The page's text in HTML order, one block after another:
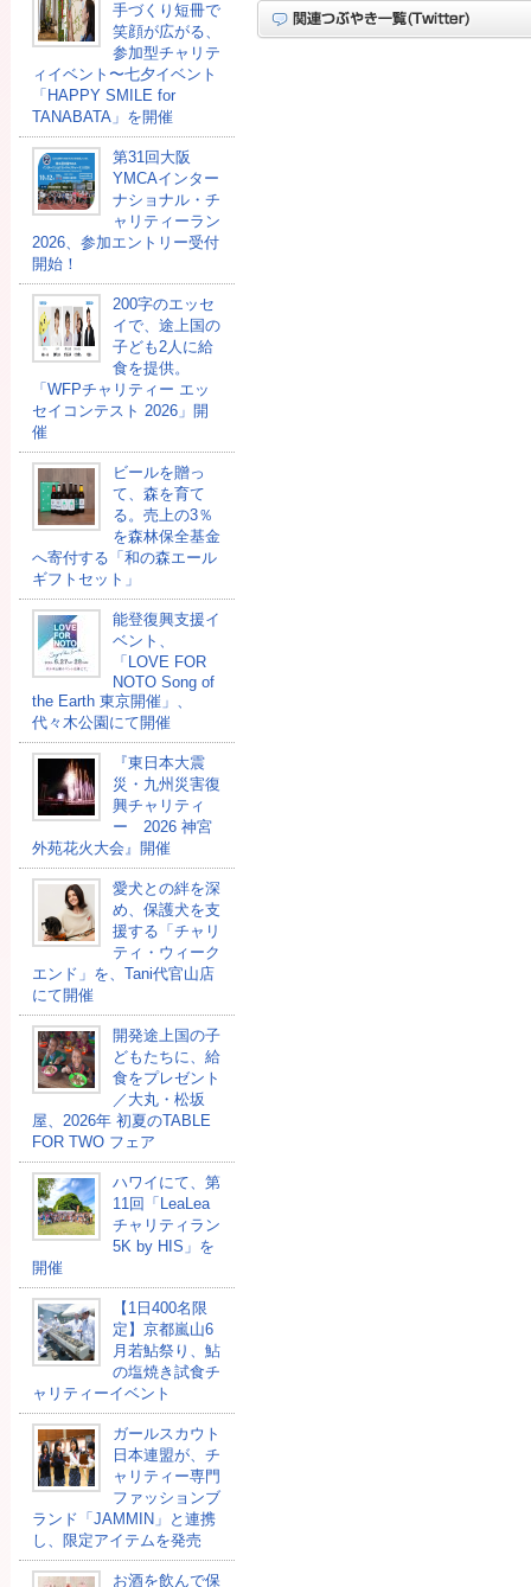
手づくり短冊で
笑顔が広がる、
参加型チャリテ
ィイベント〜七夕イベント
「HAPPY SMILE for
TANABATA」を開催
第31回大阪
YMCAインター
ナショナル・チ
ャリティーラン
2026、参加エントリー受付
開始！
200字のエッセ
イで、途上国の
子ども2人に給
食を提供。
「WFPチャリティー エッ
セイコンテスト 2026」開
催
ビールを贈っ
て、森を育て
る。売上の3％
を森林保全基金
へ寄付する「和の森エール
ギフトセット」
能登復興支援イ
ベント、
「LOVE FOR
NOTO Song of
the Earth 東京開催」、
代々木公園にて開催
『東日本大震
災・九州災害復
興チャリティ
ー 2026 神宮
外苑花火大会』開催
愛犬との絆を深
め、保護犬を支
援する「チャリ
ティ・ウィーク
エンド」を、Tani代官山店
にて開催
開発途上国の⼦
どもたちに、給
⾷をプレゼント
／大丸・松坂
屋、2026年 初夏のTABLE
FOR TWO フェア
ハワイにて、第
11回「LeaLea
チャリティラン
5K by HIS」を
開催
【1日400名限
定】京都嵐山6
月若鮎祭り、鮎
の塩焼き試食チ
ャリティーイベント
ガールスカウト
日本連盟が、チ
ャリティー専門
ファッションブ
ランド「JAMMIN」と連携
し、限定アイテムを発売
お酒を飲んで保